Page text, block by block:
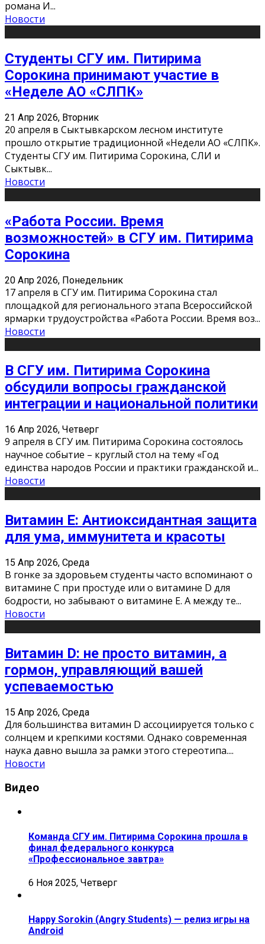
романа И...
Новости
Студенты СГУ им. Питирима
Сорокина принимают участие в
«Неделе АО «СЛПК»
21 Апр 2026, Вторник
20 апреля в Сыктывкарском лесном институте
прошло открытие традиционной «Недели АО «СЛПК».
Студенты СГУ им. Питирима Сорокина, СЛИ и
Сыктывк...
Новости
«Работа России. Время
возможностей» в СГУ им. Питирима
Сорокина
20 Апр 2026, Понедельник
17 апреля в СГУ им. Питирима Сорокина стал
площадкой для регионального этапа Всероссийской
ярмарки трудоустройства «Работа России. Время воз...
Новости
В СГУ им. Питирима Сорокина
обсудили вопросы гражданской
интеграции и национальной политики
16 Апр 2026, Четверг
9 апреля в СГУ им. Питирима Сорокина состоялось
научное событие – круглый стол на тему «Год
единства народов России и практики гражданской и...
Новости
Витамин Е: Антиоксидантная защита
для ума, иммунитета и красоты
15 Апр 2026, Среда
В гонке за здоровьем студенты часто вспоминают о
витамине С при простуде или о витамине D для
бодрости, но забывают о витамине Е. А между те...
Новости
Витамин D: не просто витамин, а
гормон, управляющий вашей
успеваемостью
15 Апр 2026, Среда
Для большинства витамин D ассоциируется только с
солнцем и крепкими костями. Однако современная
наука давно вышла за рамки этого стереотипа....
Новости
Видео
Команда СГУ им. Питирима Сорокина прошла в
финал федерального конкурса
«Профессиональное завтра»
6 Ноя 2025, Четверг
Happy Sorokin (Angry Students) — релиз игры на
Android